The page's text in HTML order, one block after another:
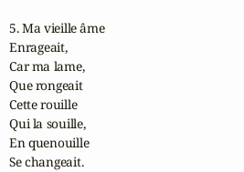
5. Ma vieille âme
Enrageait,
Car ma lame,
Que rongeait
Cette rouille
Qui la souille,
En quenouille
Se changeait.